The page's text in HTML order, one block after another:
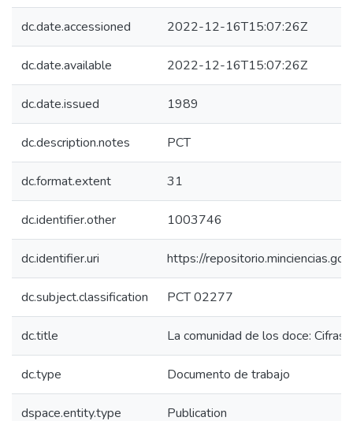
dc.date.accessioned 2022-12-16T15:07:26Z
dc.date.available 2022-12-16T15:07:26Z
dc.date.issued 1989
dc.description.notes PCT
dc.format.extent 31
dc.identifier.other 1003746
dc.identifier.uri https://
dc.subject.classification PCT 02277
dc.title La comunidad de los doce: Cifras
dc.type Documento de trabajo
dspace.entity.type Publication